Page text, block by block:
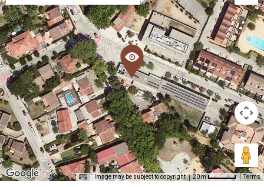
Image may be subject to copyright 20 m Terms